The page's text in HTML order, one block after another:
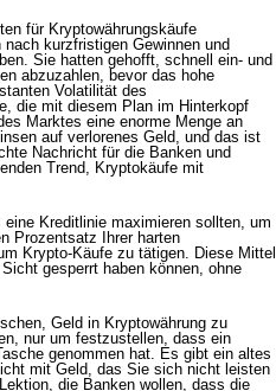
für Kryptowährungskäufe
kurzfristigen Gewinnen und
Sie hatten gehofft, schnell ein- und
abzuzahlen, bevor das hohe
Volatilität des
die mit diesem Plan im Hinterkopf
Marktes eine enorme Menge an
auf verlorenes Geld, und das ist
Nachricht für die Banken und
Trend, Kryptokäufe mit
Kreditlinie maximieren sollten, um
Prozentsatz Ihrer harten
Krypto-Käufe zu tätigen. Diese Mittel
gesperrt haben können, ohne
Geld in Kryptowährung zu
nur um festzustellen, dass ein
genommen hat. Es gibt ein altes
mit Geld, das Sie sich nicht leisten
die Banken wollen, dass die